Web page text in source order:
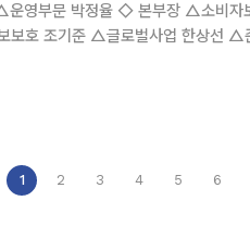
보호 조기준 △글로벌사업 한상선
1 2 3 4 5 6